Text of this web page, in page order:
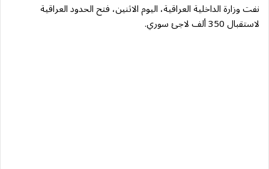
نفت وزارة الداخلية العراقية، اليوم الاثنين، فتح الحدود العراقية
لاستقبال 350 ألف لاجئ سوري.